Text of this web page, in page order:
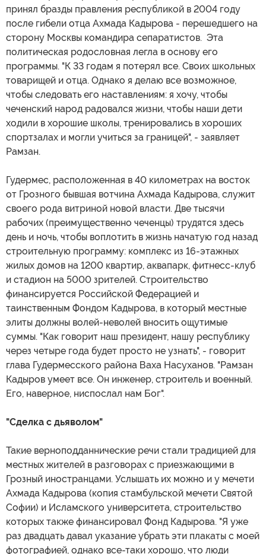
принял бразды правления республикой в 2004 году
после гибели отца Ахмада Кадырова - перешедшего на
сторону Москвы командира сепаратистов. Эта
политическая родословная легла в основу его
программы. "К 33 годам я потерял все. Своих школьных
товарищей и отца. Однако я делаю все возможное,
чтобы следовать его наставлениям: я хочу, чтобы
чеченский народ радовался жизни, чтобы наши дети
ходили в хорошие школы, тренировались в хороших
спортзалах и могли учиться за границей", - заявляет
Рамзан.
Гудермес, расположенная в 40 километрах на восток
от Грозного бывшая вотчина Ахмада Кадырова, служит
своего рода витриной новой власти. Две тысячи
рабочих (преимущественно чеченцы) трудятся здесь
день и ночь, чтобы воплотить в жизнь начатую год назад
строительную программу: комплекс из 16-этажных
жилых домов на 1200 квартир, аквапарк, фитнесс-клуб
и стадион на 5000 зрителей. Строительство
финансируется Российской Федерацией и
таинственным Фондом Кадырова, в который местные
элиты должны волей-неволей вносить ощутимые
суммы. "Как говорит наш президент, нашу республику
через четыре года будет просто не узнать", - говорит
глава Гудермесского района Ваха Насуханов. "Рамзан
Кадыров умеет все. Он инженер, строитель и военный.
Его, наверное, ниспослал нам Бог".
"Сделка с дьяволом"
Такие верноподданнические речи стали традицией для
местных жителей в разговорах с приезжающими в
Грозный иностранцами. Услышать их можно и у мечети
Ахмада Кадырова (копия стамбульской мечети Святой
Софии) и Исламского университета, строительство
которых также финансировал Фонд Кадырова. "Я уже
раз двадцать давал указание убрать эти плакаты с моей
фотографией, однако все-таки хорошо, что люди